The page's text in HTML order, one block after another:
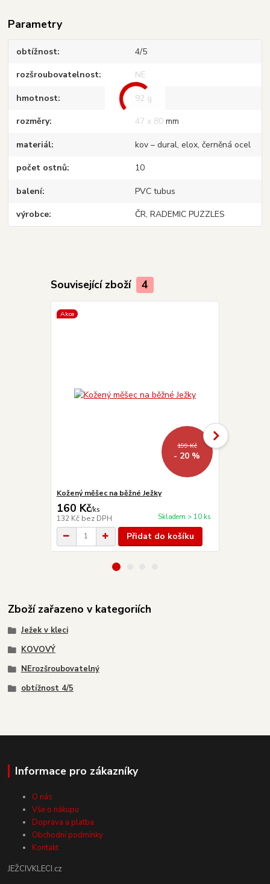
Parametry
obtížnost 4/5
rozšroubovatelnost NE
hmotnost 92 g
rozměry 47 x 80 mm
materiál kov – dural, elox, černěná ocel
počet ostnů 10
balení PVC tubus
výrobce ČR, RADEMIC PUZZLES
Související zboží 4
Akce
199 Kč
- 20 %
Kožený měšec na běžné Ježky
160 Kč/ks
132 Kč bez DPH Skladem > 10 ks
Přidat do košíku
Zboží zařazeno v kategoriích
Ježek v kleci
KOVOVÝ
NErozšroubovatelný
obtížnost 4/5
Informace pro zákazníky
O nás
Vše o nákupu
Doprava a platba
Obchodní podmínky
Kontakt
JEŽCIVKLECI.cz